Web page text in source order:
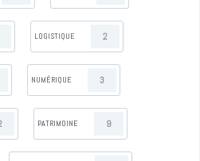
LOGISTIQUE 2
NUMÉRIQUE 3
PATRIMOINE 9